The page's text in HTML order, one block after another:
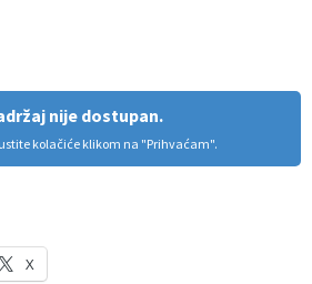
nije dostupan.
kolačiće klikom na "Prihvaćam".
X